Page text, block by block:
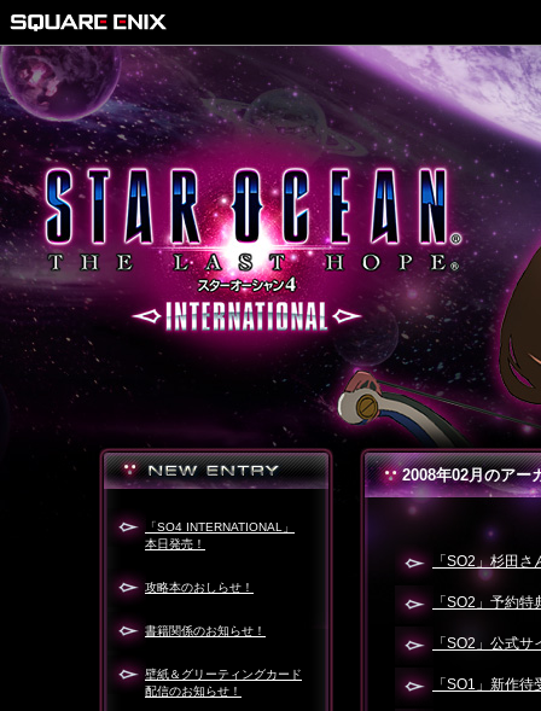
「SO4 INTERNATIONAL」
本日発売！
攻略本のおしらせ！
書籍関係のお知らせ！
壁紙＆グリーティングカード
配信のお知らせ！
2008年02月のアー
「SO2」杉田
「SO2」予約
「SO2」公式
「SO1」新作